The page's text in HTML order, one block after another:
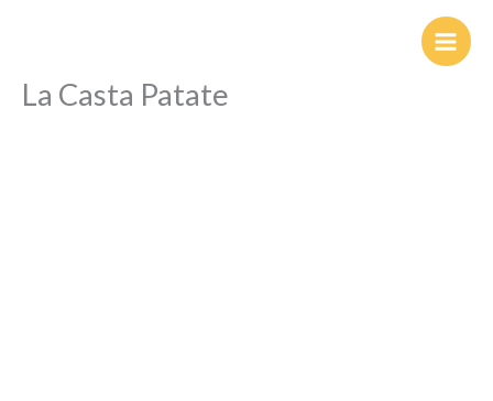
La Casta Patate